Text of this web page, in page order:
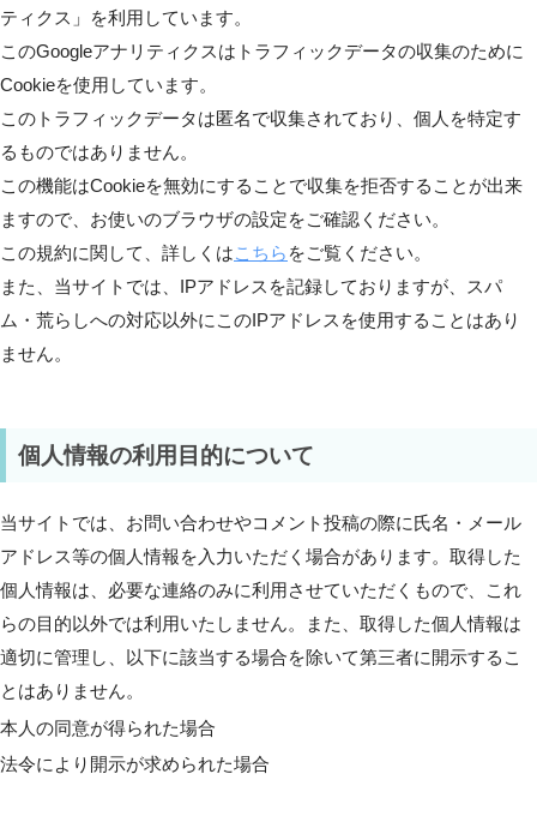
ティクス」を利用しています。
このGoogleアナリティクスはトラフィックデータの収集のために
Cookieを使用しています。
このトラフィックデータは匿名で収集されており、個人を特定す
るものではありません。
この機能はCookieを無効にすることで収集を拒否することが出来
ますので、お使いのブラウザの設定をご確認ください。
この規約に関して、詳しくはこちら をご覧ください。
また、当サイトでは、IPアドレスを記録しておりますが、スパ
ム・荒らしへの対応以外にこのIPアドレスを使用することはあり
ません。
個人情報の利用目的について
当サイトでは、お問い合わせやコメント投稿の際に氏名・メール
アドレス等の個人情報を入力いただく場合があります。取得した
個人情報は、必要な連絡のみに利用させていただくもので、これ
らの目的以外では利用いたしません。また、取得した個人情報は
適切に管理し、以下に該当する場合を除いて第三者に開示するこ
とはありません。
本人の同意が得られた場合
法令により開示が求められた場合